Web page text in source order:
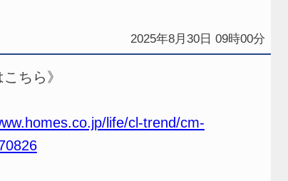
2025年8月30日 09時00分
こちら》
life/cl-trend/cm-